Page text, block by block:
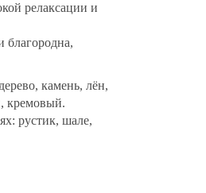
релаксации и
благородна,
камень, лён,
кремовый.
рустик, шале,